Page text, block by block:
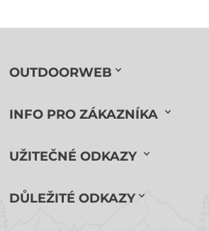
OUTDOORWEB
INFO PRO ZÁKAZNÍKA
UŽITEČNÉ ODKAZY
DŮLEŽITÉ ODKAZY